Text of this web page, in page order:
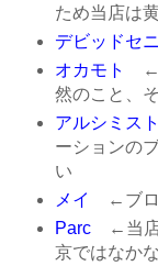
ため当店は
デビッドセ
オカモト
然のこと、
アルシミスト
ーションの
い
メイ
←ブロ
Parc←当店
京ではなか